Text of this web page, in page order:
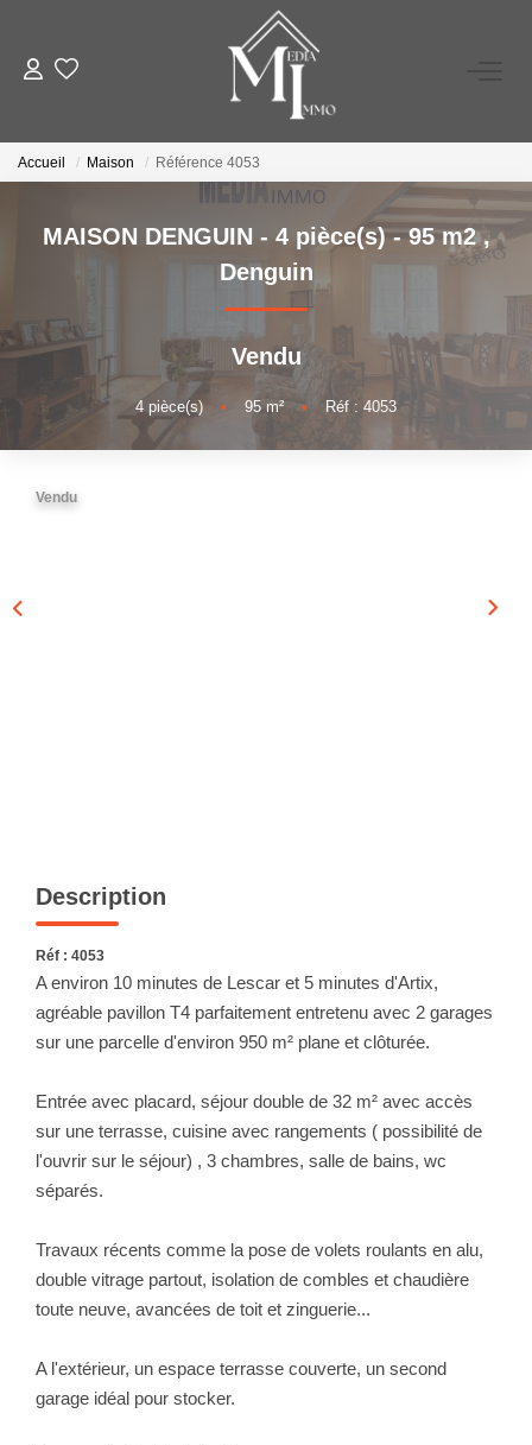
A VENDRE
A LOUER
ESTIMATION
GESTION LOCATIVE
NOS AGENCES
Accueil Maison Référence 4053
MAISON DENGUIN - 4 pièce(s) - 95 m2,
Denguin
Vendu
4 pièce(s) • 95m² • Réf : 4053
Vendu
Description
Réf : 4053
A environ 10 minutes de Lescar et 5 minutes d'Artix,
agréable pavillon T4 parfaitement entretenu avec 2 garages
sur une parcelle d'environ 950 m² plane et clôturée.
Entrée avec placard, séjour double de 32 m² avec accès
sur une terrasse, cuisine avec rangements ( possibilité de
l'ouvrir sur le séjour) , 3 chambres, salle de bains, wc
séparés.
Travaux récents comme la pose de volets roulants en alu,
double vitrage partout, isolation de combles et chaudière
toute neuve, avancées de toit et zinguerie...
A l'extérieur, un espace terrasse couverte, un second
garage idéal pour stocker.